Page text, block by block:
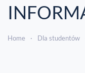
Home Dla studentów